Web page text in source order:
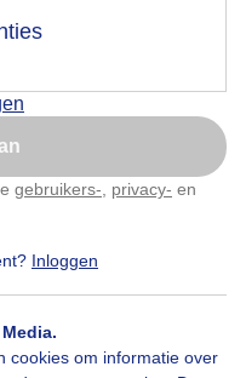
gebruikers- privacy- en
Inloggen
cookies om informatie over
32x bekeken
later
te passen